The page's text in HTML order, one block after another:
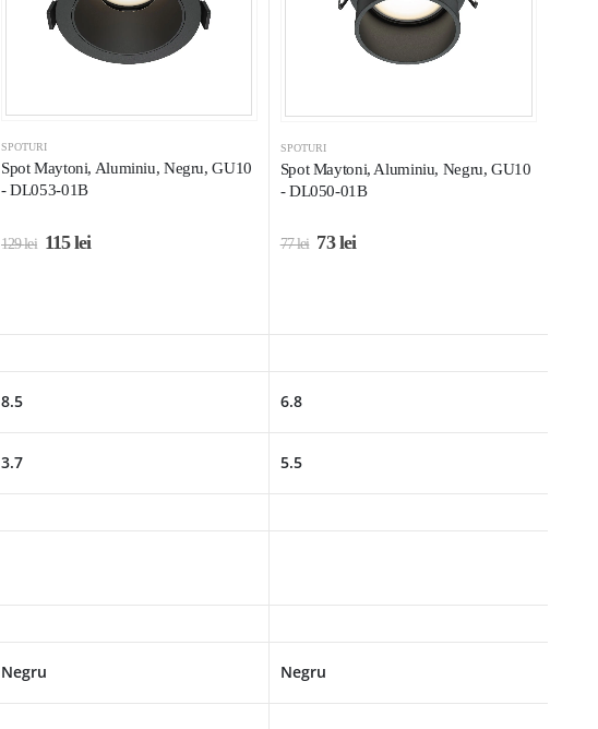
SPOTURI
Spot Maytoni, Aluminiu, Negru, GU10
- DL053-01B
129lei 115lei
SPOTURI
Spot Maytoni, Aluminiu, Negru, GU10
- DL050-01B
77lei 73lei
8.5 6.8
3.7 5.5
Negru Negru